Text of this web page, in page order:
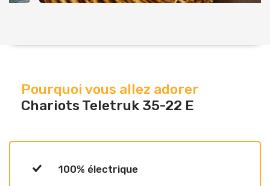
Pourquoi vous allez adorer
Chariots Teletruk 35-22 E
100% électrique